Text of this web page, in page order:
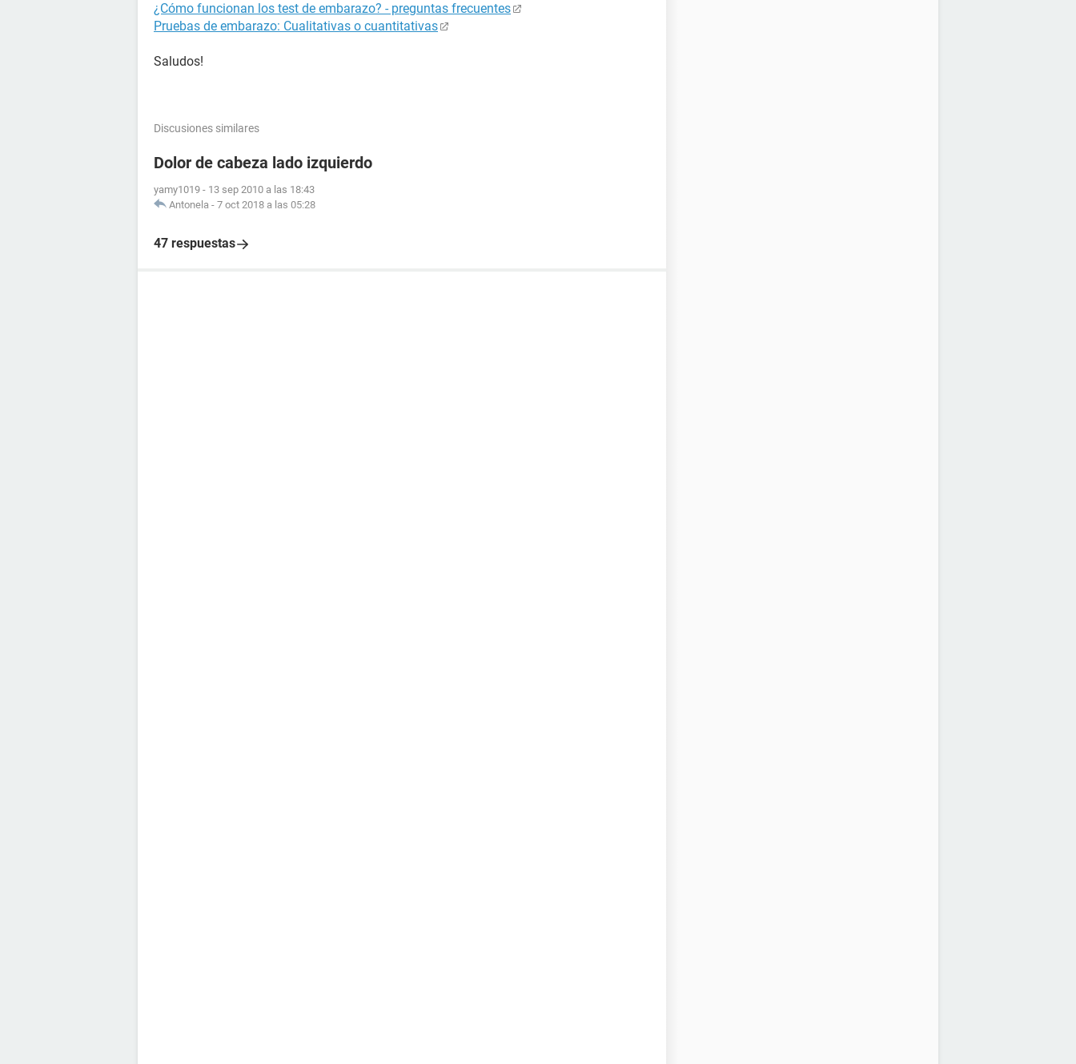
¿Cómo funcionan los test de embarazo? - preguntas frecuentes
Pruebas de embarazo: Cualitativas o cuantitativas
Saludos!
Discusiones similares
Dolor de cabeza lado izquierdo
yamy1019 - 13 sep 2010 a las 18:43
Antonela - 7 oct 2018 a las 05:28
47 respuestas